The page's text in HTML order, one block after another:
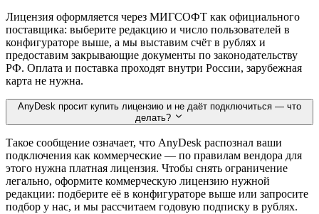
Лицензия оформляется через МИГСОФТ как официального
поставщика: выберите редакцию и число пользователей в
конфигураторе выше, а мы выставим счёт в рублях и
предоставим закрывающие документы по законодательству
РФ. Оплата и поставка проходят внутри России, зарубежная
карта не нужна.
AnyDesk просит купить лицензию и не даёт подключиться — что
делать?
Такое сообщение означает, что AnyDesk распознал ваши
подключения как коммерческие — по правилам вендора для
этого нужна платная лицензия. Чтобы снять ограничение
легально, оформите коммерческую лицензию нужной
редакции: подберите её в конфигураторе выше или запросите
подбор у нас, и мы рассчитаем годовую подписку в рублях.